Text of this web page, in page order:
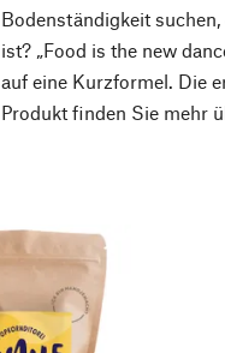
Bodenständigkeit
ist? „Food is the new
auf eine Kurzformel. Die
Produkt finden Sie mehr